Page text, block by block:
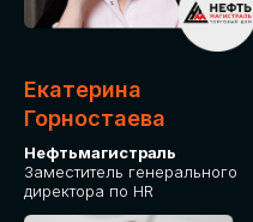
Екатерина
Горностаева
Нефтьмагистраль
Заместитель генерального
директора по HR
Приглашаем стать
TECH FORUM и
решения целевой
рады сотрудничеству!
ПОДАТЬ